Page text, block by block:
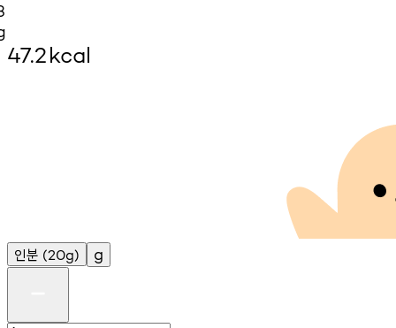
47.2kcal
인분 (20g) g